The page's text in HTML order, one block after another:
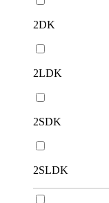
2DK
2LDK
2SDK
2SLDK